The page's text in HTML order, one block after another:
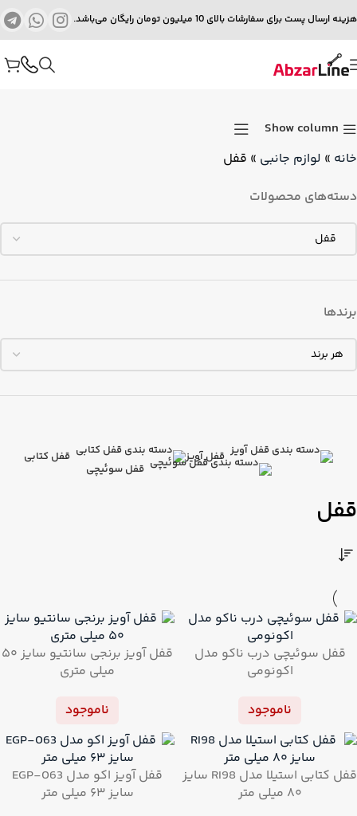
هزینه ارسال پست برای سفارشات بالای 10 میلیون تومان رایگان می‌باشد.
Show column
خانه » لوازم جانبی » قفل
دسته‌های محصولات
برندها
قفل آویز
قفل کتابی
قفل سوئیچی
قفل
قفل سوئیچی درب ناکو مدل
اکونومی
ناموجود
قفل آویز برنجی سانتیو سایز ۵۰
میلی متری
ناموجود
قفل کتابی استیلا مدل RI98 سایز
۸۰ میلی متر
قفل آویز اکو مدل EGP-063
سایز ۶۳ میلی متر